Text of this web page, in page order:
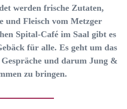
werden frische Zutaten,
und Fleisch vom Metzger
Spital-Café im Saal gibt es
für alle. Es geht um das
und darum Jung &
zu bringen.